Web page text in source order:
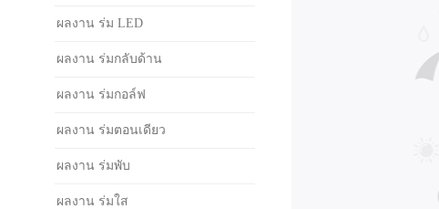
ผลงาน ร่ม LED
ผลงาน ร่มกลับด้าน
ผลงาน ร่มกอล์ฟ
ผลงาน ร่มตอนเดียว
ผลงาน ร่มพับ
ผลงาน ร่มใส